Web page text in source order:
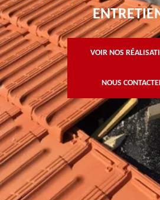
VOIR NOS
NOUS